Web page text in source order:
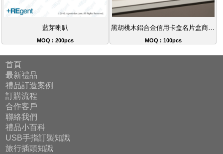
藍芽喇叭
MOQ : 200pcs
黑胡桃木鋁合金信用卡盒名片盒商務卡包
MOQ : 100pcs
首頁
最新禮品
禮品訂造案例
訂購流程
合作客戶
聯絡我們
禮品小百科
USB手指訂製知識
旅行插頭知識